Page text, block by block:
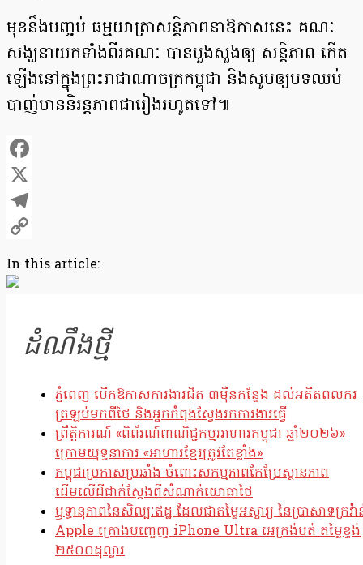
មុខនឹងបញ្ចប់ ធម្មយាត្រាសន្តិភាពនាឱកាសនេះ គណៈ
សង្ឃនាយកទាំងពីរគណៈ បានបួងសួងឲ្យ សន្តិភាព កើត
ឡើងនៅក្នុងព្រះរាជាណាចក្រកម្ពុជា និងសូមឲ្យបទឈប់
បាញ់មាននិរន្តភាពជារៀងរហូតទៅ៕
Facebook
X
Telegram
Link
In this article:
ដំណឹងថ្មី
ភ្នំពេញ បើកឱកាសការងារជិត ៣ម៉ឺនកន្លែង ដល់អតីតពលករ
ត្រឡប់មកពីថៃ និងអ្នកកំពុងស្វែងរកការងារធ្វើ
ព្រឹត្តិការណ៍ «ពិព័រណ៍ពាណិជ្ជកម្មអាហារកម្ពុជា ឆ្នាំ២០២៦»
ក្រោមយុទ្ធនាការ «អាហារខ្មែរត្រូវតែខ្លាំង»
កម្ពុជាប្រកាសប្រឆាំង ចំពោះសកម្មភាពកែប្រែស្ថានភាព
ដើមលើដីជាក់ស្តែងពីសំណាក់យោធាថៃ
ឫទ្ធានុភាពនៃសិល្បៈឥដ្ឋ ដែលជាតម្លៃអស្ចារ្យ នៃប្រាសាទក្រវ៉
Apple គ្រោងបញ្ចេញ iPhone Ultra អេក្រង់បត់ តម្លៃខ្ទង់
២៥០០ដុល្លារ